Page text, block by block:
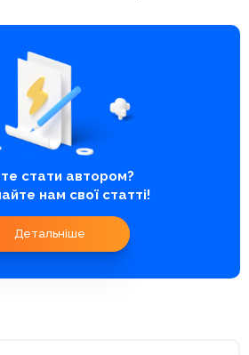
стати автором?
нам свої статті!
Детальніше